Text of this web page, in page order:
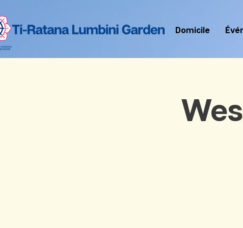
Domicile